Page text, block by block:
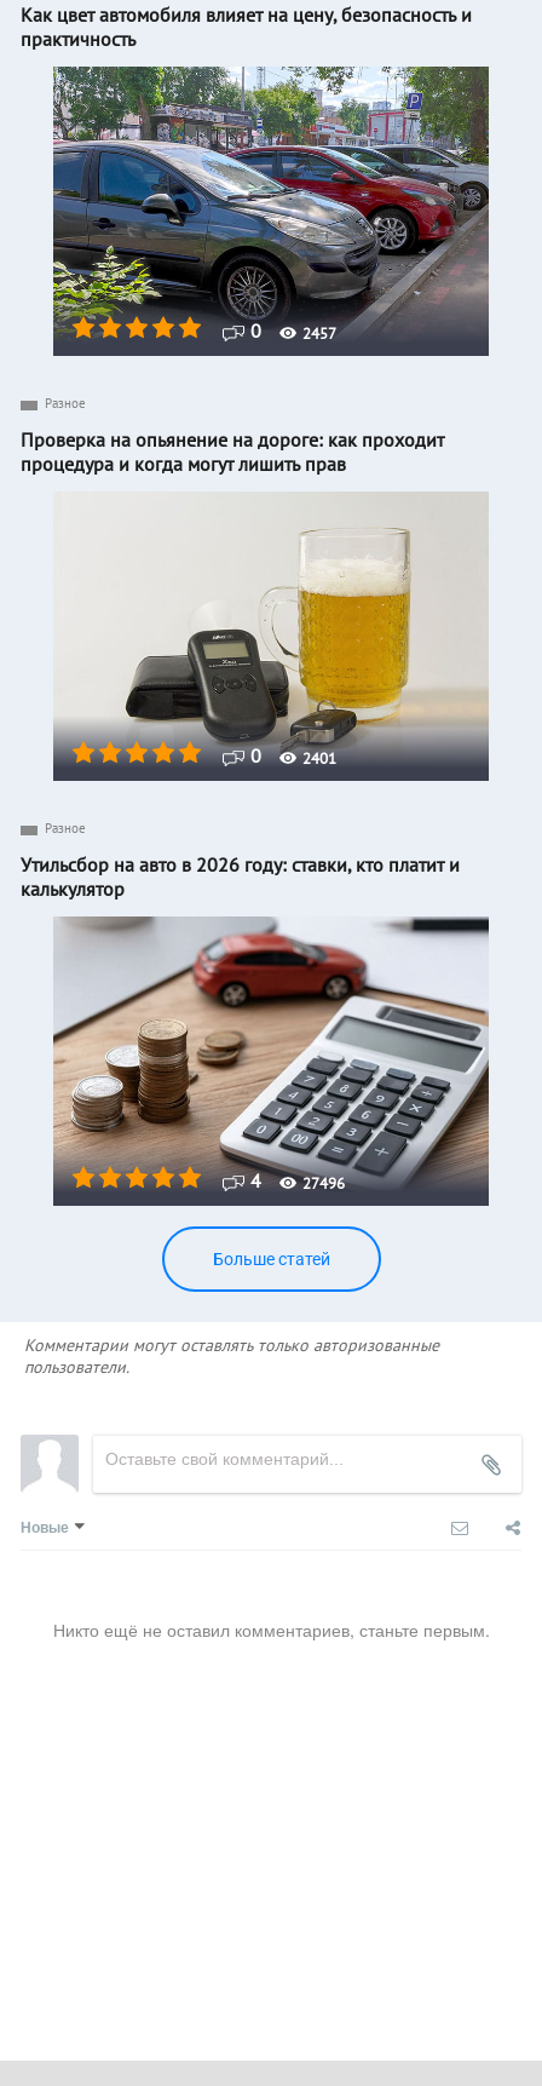
0 2457
Как цвет автомобиля влияет на цену, безопасность и
практичность
0 2401
Разное
Проверка на опьянение на дороге: как проходит
процедура и когда могут лишить прав
4 27496
Разное
Утильсбор на авто в 2026 году: ставки, кто платит и
калькулятор
Больше статей
Комментарии могут оставлять только авторизованные
пользователи.
Новые
Никто ещё не оставил комментариев, станьте первым.